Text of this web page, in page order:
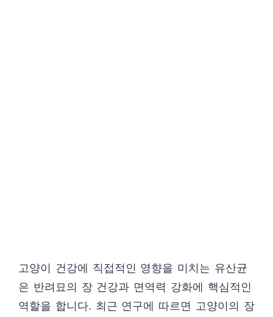
고양이 건강에 직접적인 영향을 미치는 유산균
은 반려묘의 장 건강과 면역력 강화에 핵심적인
역할을 합니다. 최근 연구에 따르면 고양이의 장